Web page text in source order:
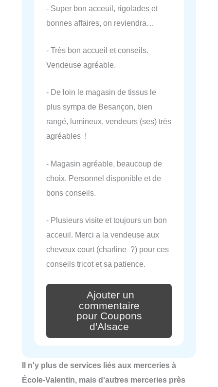
- Super bon acceuil, rigolades et
bonnes affaires, on reviendra…
- Très bon accueil et conseils.
Vendeuse agréable.
- De loin le magasin de tissus le
plus sympa de Besançon, bien
rangé, lumineux, vendeurs (ses) très
agréables !
- Magasin agréable, beaucoup de
choix. Personnel disponible et de
bons conseils.
- Plusieurs visite et toujours un bon
acceuil. Merci a la vendeuse aux
cheveux court (charline ?) pour ces
conseils tricot et sa patience.
Ajouter un
commentaire
pour Coupons
d'Alsace
Il n'y plus de services liés aux merceries à
École-Valentin, mais d'autres merceries près